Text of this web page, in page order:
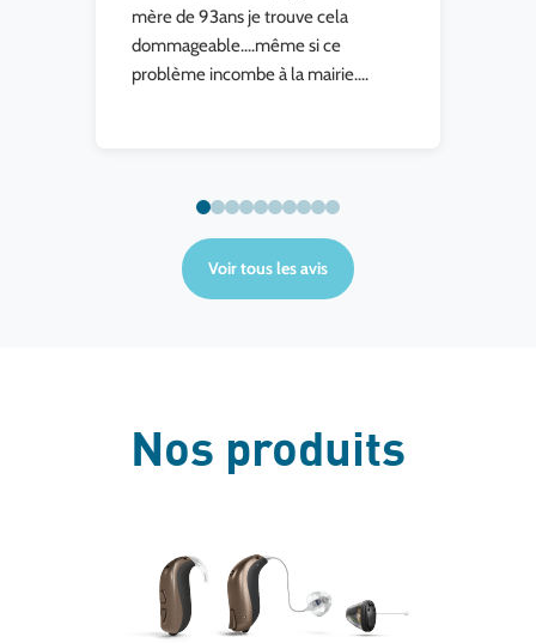
mère de 93ans je trouve cela
dommageable....même si ce
problème incombe à la mairie....
Voir tous les avis
Nos produits